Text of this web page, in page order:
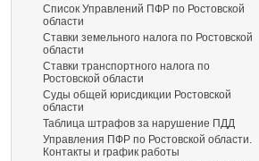
Список Управлений ПФР по Ростовской
области
Ставки земельного налога по Ростовской
области
Ставки транспортного налога по
Ростовской области
Суды общей юрисдикции Ростовской
области
Таблица штрафов за нарушение ПДД
Управления ПФР по Ростовской области.
Контакты и график работы